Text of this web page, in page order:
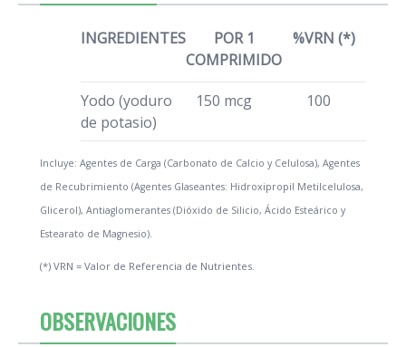
INGREDIENTES
POR 1
COMPRIMIDO
%VRN (*)
Yodo (yoduro
de potasio)
150 mcg 100
Incluye: Agentes de Carga (Carbonato de Calcio y Celulosa), Agentes
de Recubrimiento (Agentes Glaseantes: Hidroxipropil Metilcelulosa,
Glicerol), Antiaglomerantes (Dióxido de Silicio, Ácido Esteárico y
Estearato de Magnesio).
(*) VRN = Valor de Referencia de Nutrientes.
OBSERVACIONES